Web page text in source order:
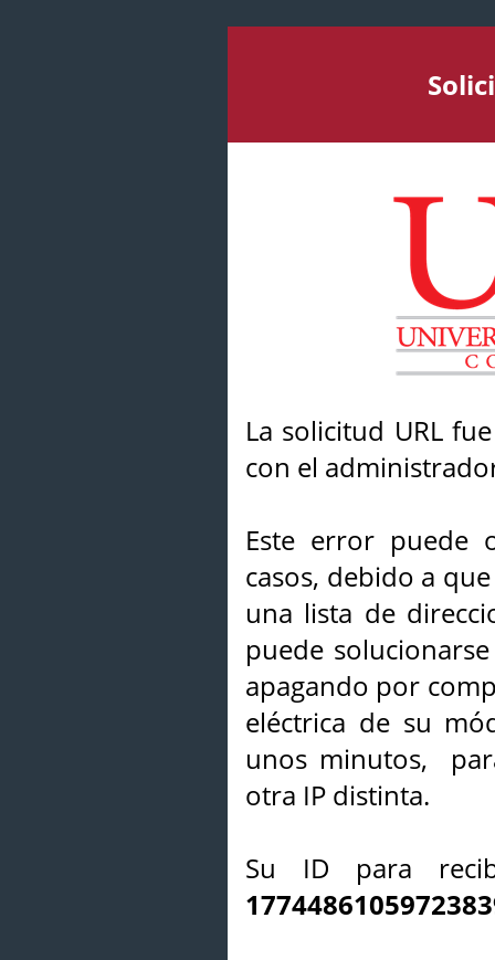
La solicitud URL
con el
Este error puede
casos, debido a
una lista de
puede
apagando por
eléctrica de su
unos minutos,
otra IP distinta.
Su ID para